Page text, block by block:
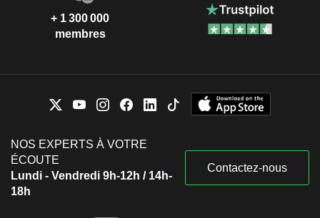
+ 1 300 000
membres
NOS EXPERTS À VOTRE
ÉCOUTE
Lundi - Vendredi 9h-12h / 14h-
18h
Contactez-nous